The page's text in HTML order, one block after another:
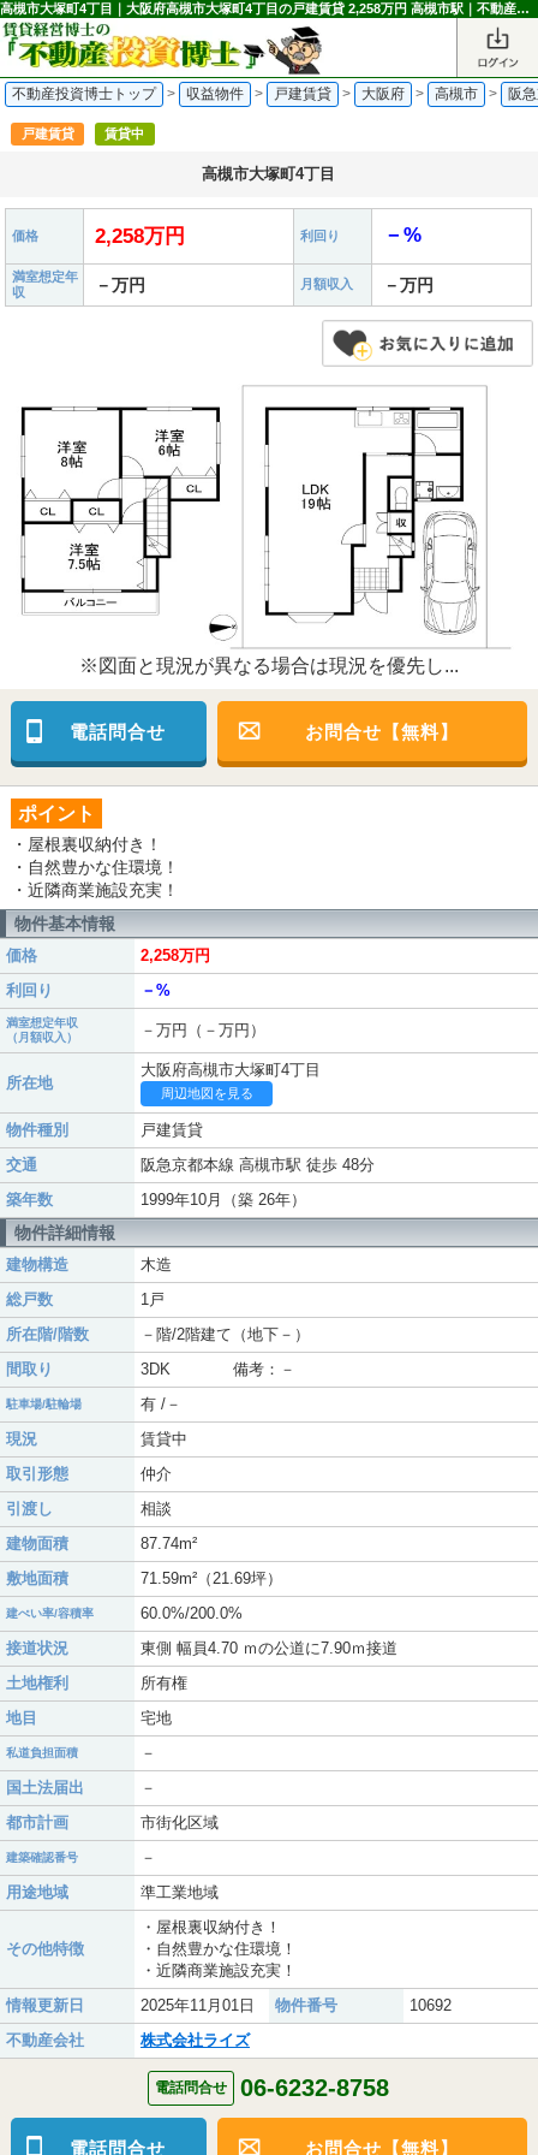
高槻市大塚町4丁目｜大阪府高槻市大塚町4丁目の戸建賃貸 2,258万円 高槻市駅｜不動産投資博士
不動産投資博士トップ > 収益物件 > 戸建賃貸 > 大阪府 > 高槻市 > 阪
戸建賃貸 賃貸中
高槻市大塚町4丁目
価格 2,258万円 利回り －%
満室想定年
収
－万円 月額収入 －万円
※図面と現況が異なる場合は現況を優先し...
電話問合せ お問合せ【無料】
ポイント
・屋根裏収納付き！
・自然豊かな住環境！
・近隣商業施設充実！
物件基本情報
価格
2,258万円
利回り
－%
満室想定年収
（月額収入）
－万円（－万円）
所在地
大阪府高槻市大塚町4丁目
周辺地図を見る
物件種別
戸建賃貸
交通
阪急京都本線 高槻市駅 徒歩 48分
築年数
1999年10月（築 26年）
物件詳細情報
建物構造
木造
総戸数
1戸
所在階/階数
－階/2階建て（地下－）
間取り
3DK 備考：－
駐車場/駐輪場
有 /－
現況
賃貸中
取引形態
仲介
引渡し
相談
建物面積
87.74m²
敷地面積
71.59m²（21.69坪）
建ぺい率/容積率
60.0%/200.0%
接道状況
東側 幅員4.70 ｍの公道に7.90ｍ接道
土地権利
所有権
地目
宅地
私道負担面積
－
国土法届出
－
都市計画
市街化区域
建築確認番号
－
用途地域
準工業地域
その他特徴
・屋根裏収納付き！
・自然豊かな住環境！
・近隣商業施設充実！
情報更新日
2025年11月01日 物件番号
10692
不動産会社
株式会社ライズ
電話問合せ 06-6232-8758
電話問合せ お問合せ【無料】